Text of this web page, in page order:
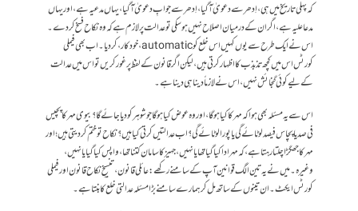
کہ پہلی تاریخ میں ہی، اِدھر سے دعویٰ آ گیا، اِدھر سے جوابِ دعویٰ آ گیا، یہاں مدعیہ ہے، اور یہاں
مدعا علیہ ہے، اگر ان کے درمیان اصلاح نہیں ہو سکی تو عدالت پر لازم ہے کہ وہ نکاح فسخ کر دے۔
اس نے ایک طرح سے یوں کہیں اس خلع کو automatic، خود کار، کر دیا۔ اب بھی فیملی
کورٹس اس میں کچھ تذبذب کا اظہار کرتی ہیں، لیکن اگر قانون کے لفظ پر غور کریں تو اس میں عدالت
کے لیے کوئی گنجائش نہیں، اس نے لازماً‌ دینا ہی دینا ہے۔
اس سے یہ مسئلہ بھی ہوا کہ مہر کا کیا ہوگا، اور وہ عوض کیا ہوگا جو شوہر کو دیا جائے گا؟ بیوی مہر کا پچیس
فی صد یا پچاس فیصد لوٹائے گی یا پورا لوٹائے گی؟ اب عدالتیں کرتی کیا ہیں؟ نکاح تو ختم کر دیتی ہیں؛ اور
مہر کا جھگڑا چلتا رہتا ہے، کہ مہر ادا کیا گیا تھا یا نہیں، جہیز کا سامان کتنا تھا، واپس کیا گیا یا نہیں،
وغیرہ۔ میں نے یہ تین الگ قوانین آپ کے سامنے رکھے: عائلی قانون ، تنسیخِ نکاح قانون اور فیملی
کورٹس ایکٹ ۔ ان تینوں کے ساتھ مل کر ہمارے سامنے بڑا مسئلہ عدالتی خلع کا بنتا ہے۔